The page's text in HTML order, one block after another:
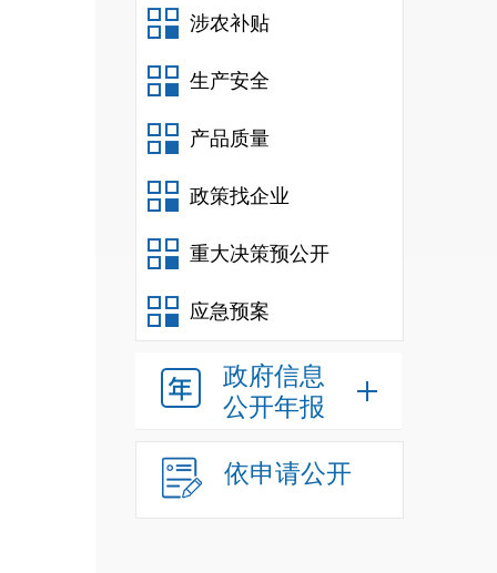
涉农补贴
生产安全
产品质量
政策找企业
重大决策预公开
应急预案
政府信息
公开年报
依申请公开